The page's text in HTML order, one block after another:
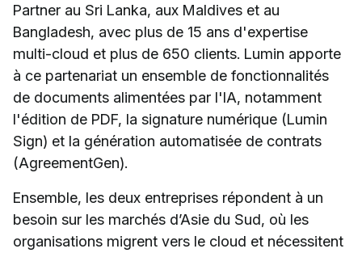
Partner au Sri Lanka, aux Maldives et au
Bangladesh, avec plus de 15 ans d'expertise
multi-cloud et plus de 650 clients. Lumin apporte
à ce partenariat un ensemble de fonctionnalités
de documents alimentées par l'IA, notamment
l'édition de PDF, la signature numérique (Lumin
Sign) et la génération automatisée de contrats
(AgreementGen).
Ensemble, les deux entreprises répondent à un
besoin sur les marchés d’Asie du Sud, où les
organisations migrent vers le cloud et nécessitent